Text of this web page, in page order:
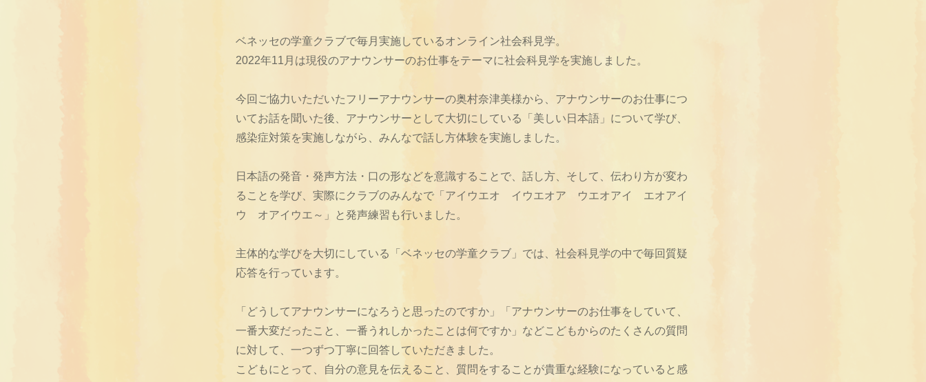
ベネッセの学童クラブで毎月実施しているオンライン社会科見学。
2022年11月は現役のアナウンサーのお仕事をテーマに社会科見学を実施しました。
今回ご協力いただいたフリーアナウンサーの奥村奈津美様から、アナウンサーのお仕事につ
いてお話を聞いた後、アナウンサーとして大切にしている「美しい日本語」について学び、
感染症対策を実施しながら、みんなで話し方体験を実施しました。
日本語の発音・発声方法・口の形などを意識することで、話し方、そして、伝わり方が変わ
ることを学び、実際にクラブのみんなで「アイウエオ イウエオア ウエオアイ エオアイ
ウ オアイウエ～」と発声練習も行いました。
主体的な学びを大切にしている「ベネッセの学童クラブ」では、社会科見学の中で毎回質疑
応答を行っています。
「どうしてアナウンサーになろうと思ったのですか」「アナウンサーのお仕事をしていて、
一番大変だったこと、一番うれしかったことは何ですか」などこどもからのたくさんの質問
に対して、一つずつ丁寧に回答していただきました。
こどもにとって、自分の意見を伝えること、質問をすることが貴重な経験になっていると感